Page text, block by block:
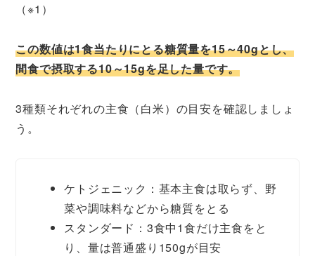
（※1）
この数値は1食当たりにとる糖質量を15～40gとし、
間食で摂取する10～15gを足した量です。
3種類それぞれの主食（白米）の目安を確認しましょ
う。
ケトジェニック：基本主食は取らず、野
菜や調味料などから糖質をとる
スタンダード：3食中1食だけ主食をと
り、量は普通盛り150gが目安